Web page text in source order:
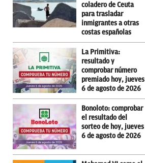
coladero de Ceuta
para trasladar
inmigrantes a otras
costas españolas
La Primitiva:
resultado y
comprobar número
premiado hoy, jueves
6 de agosto de 2026
Bonoloto: comprobar
el resultado del
sorteo de hoy, jueves
6 de agosto de 2026